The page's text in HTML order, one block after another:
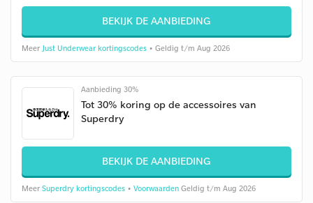
BEKIJK DE AANBIEDING
Meer Just Underwear kortingscodes • Geldig t/m Aug 2026
Aanbieding 30%
Tot 30% koring op de accessoires van
Superdry
BEKIJK DE AANBIEDING
Meer Superdry kortingscodes • Voorwaarden Geldig t/m Aug 2026